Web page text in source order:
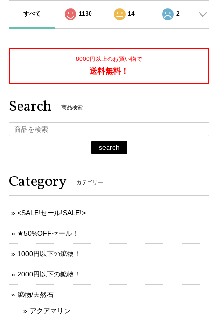
すべて 1130 14 2
8000円以上のお買い物で
送料無料！
Search 商品検索
search
Category カテゴリー
<SALE!セール!SALE!>
★50%OFFセール！
1000円以下の鉱物！
2000円以下の鉱物！
鉱物/天然石
アクアマリン